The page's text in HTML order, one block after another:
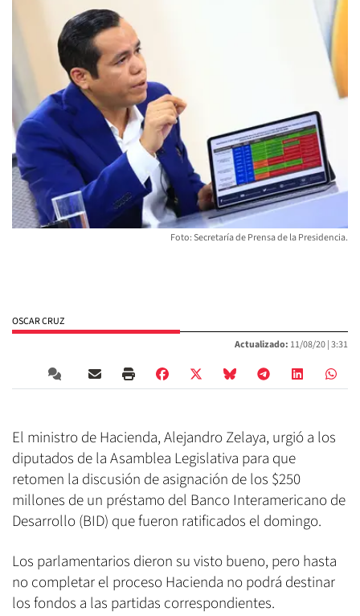
Foto: Secretaría de Prensa de la Presidencia.
OSCAR CRUZ
Actualizado: 11/08/20 |3:31
El ministro de Hacienda, Alejandro Zelaya, urgió a los
diputados de la Asamblea Legislativa para que
retomen la discusión de asignación de los $250
millones de un préstamo del Banco Interamericano de
Desarrollo (BID) que fueron ratificados el domingo.
Los parlamentarios dieron su visto bueno, pero hasta
no completar el proceso Hacienda no podrá destinar
los fondos a las partidas correspondientes.